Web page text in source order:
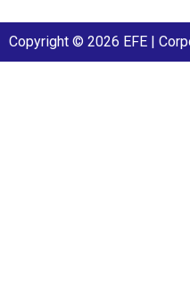
Copyright © 2026 EFE |